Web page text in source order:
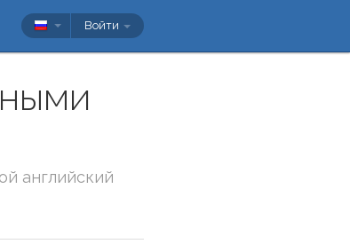
Войти
английский